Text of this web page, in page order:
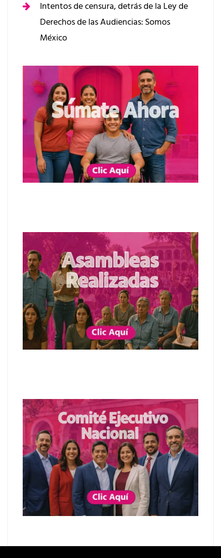
Intentos de censura, detrás de la Ley de
Derechos de las Audiencias: Somos
México